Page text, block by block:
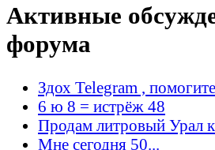
Активные
форума
Здох Telegram ,
6 ю 8 = истрёж 48
Продам литровый Урал
Мне сегодня 50...